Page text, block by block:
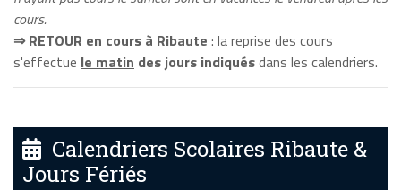
cours.
⇒ RETOUR en cours à Ribaute : la reprise des cours
s'effectue le matin des jours indiquésdans les calendriers.
Calendriers Scolaires Ribaute &
Jours Fériés